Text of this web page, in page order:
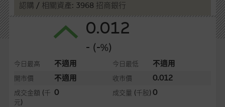
主頁
牛熊證
認購 / 相關資產: 3968 招商銀行
0.012
- (-%)
今日最高 不適用 今日最低 不適用
開市價 不適用 收市價 0.012
成交金額 (千
元)
0 成交量 (千股)0